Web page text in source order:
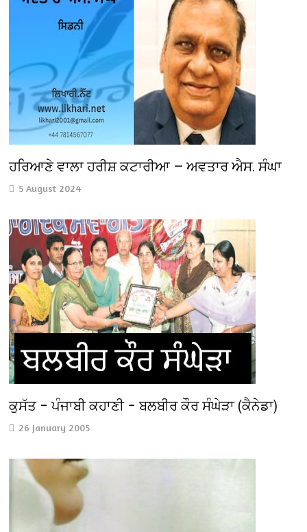
ਹਰਿਆਣੇ ਵਾਲਾ ਹਰੀਸ਼ ਕਟਾਰੀਆ — ਅਵਤਾਰ ਐਸ. ਸੰਘਾ
5 August 2024
ਕੁਸੱਤ – ਪੰਜਾਬੀ ਕਹਾਣੀ – ਬਲਬੀਰ ਕੌਰ ਸੰਘੇੜਾ (ਕੈਨੇਡਾ)
26 January 2005